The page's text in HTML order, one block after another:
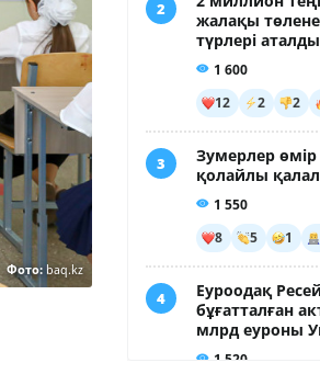
Фото: baq.kz